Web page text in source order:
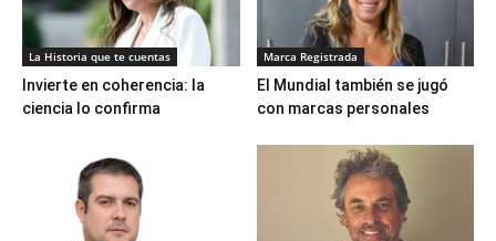
La Historia que te cuentas
Invierte en coherencia: la
ciencia lo confirma
Marca Registrada
El Mundial también se jugó
con marcas personales